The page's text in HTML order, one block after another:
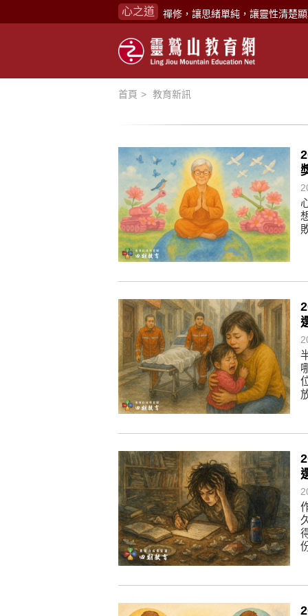
心之道 禪修，讓思緒單純，讓靈性清楚
念頭在心頭，不舒服；轉個念頭
煩惱如同下雨，當雨過天晴，雨
懂得消化煩惱，便能讓生活自在
生命是不斷流動地，安靜下來，
不執著、不妄想，當下即圓滿。
心不跟隨現下煩惱，不隨就不會
學佛，就是學著拭去塵埃。
不要看小小的慈悲，它是無盡的
禪修，讓思緒單純，讓靈性清楚
懂得消化煩惱，便能讓生活自在
負面是惡業，消極是惡業，悲觀
生命是不斷流動地，安靜下來，
不執著、不妄想，當下即圓滿。
首頁 教育新訊